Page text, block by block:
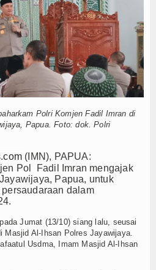
Kerja Sama Hukum
Lewat Tanjung Priok
Polri Komjen Fadil Imran di
Papua. Foto: dok. Polri
(IMN), PAPUA:
Pol Fadil Imran mengajak
Papua, untuk
dalam
Jumat (13/10) siang lalu, seusai
Masjid Al-Ihsan Polres Jayawijaya.
Usdma, Imam Masjid Al-Ihsan